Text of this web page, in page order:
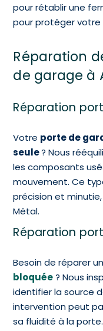
pour rétablir une
pour protéger
Réparation
de garage à
Réparation
Votre porte de
seule? Nous
les composants
mouvement. Ce
précision et
Métal.
Réparation
Besoin de réparer
bloquée ? Nous
identifier la source
intervention peut
sa fluidité à la porte.